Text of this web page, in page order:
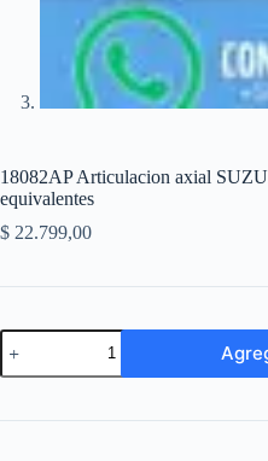
18082AP Articulacion axial
equivalentes
$ 22.799,00
18082AP
Articulacion
axial
Swift